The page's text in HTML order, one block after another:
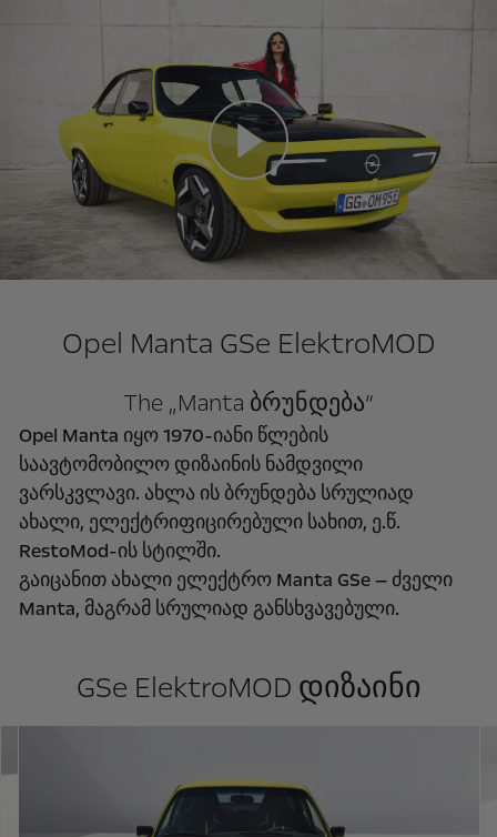
Opel Manta GSe ElektroMOD
The „Manta ბრუნდება“
Opel Manta იყო 1970-იანი წლების
საავტომობილო დიზაინის ნამდვილი
ვარსკვლავი. ახლა ის ბრუნდება სრულიად
ახალი, ელექტრიფიცირებული სახით, ე.წ.
RestoMod-ის სტილში.
გაიცანით ახალი ელექტრო Manta GSe — ძველი
Manta, მაგრამ სრულიად განსხვავებული.
GSe ElektroMOD დიზაინი